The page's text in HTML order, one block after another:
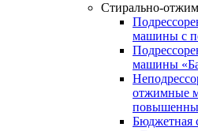
Стирально-
машины с
машины
отжимные
Бюджетная